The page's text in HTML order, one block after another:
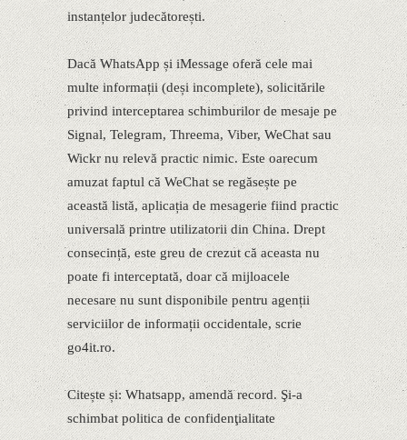
instanțelor judecătorești.
Dacă WhatsApp și iMessage oferă cele mai
multe informații (deși incomplete), solicitările
privind interceptarea schimburilor de mesaje pe
Signal, Telegram, Threema, Viber, WeChat sau
Wickr nu relevă practic nimic. Este oarecum
amuzat faptul că WeChat se regăsește pe
această listă, aplicația de mesagerie fiind practic
universală printre utilizatorii din China. Drept
consecință, este greu de crezut că aceasta nu
poate fi interceptată, doar că mijloacele
necesare nu sunt disponibile pentru agenții
serviciilor de informații occidentale, scrie
go4it.ro.
Citește și: Whatsapp, amendă record. Şi-a
schimbat politica de confidenţialitate